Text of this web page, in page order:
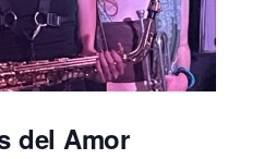
del Amor